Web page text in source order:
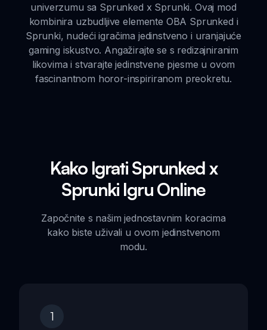
univerzumu sa Sprunked x Sprunki. Ovaj mod
kombinira uzbudljive elemente OBA Sprunked i
Sprunki, nudeći igračima jedinstveno i uranjajuće
gaming iskustvo. Angažirajte se s redizajniranim
likovima i stvarajte jedinstvene pjesme u ovom
fascinantnom horor-inspiriranom preokretu.
Kako Igrati Sprunked x
Sprunki Igru Online
Započnite s našim jednostavnim koracima
kako biste uživali u ovom jedinstvenom
modu.
1